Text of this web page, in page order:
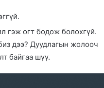
гэж огт бодож болохгүй.
дээ? Дуудлагын жолооч
байгаа шүү.